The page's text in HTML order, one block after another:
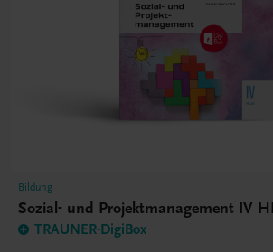
Bildung
Sozial- und Projektmanagement IV
TRAUNER-DigiBox